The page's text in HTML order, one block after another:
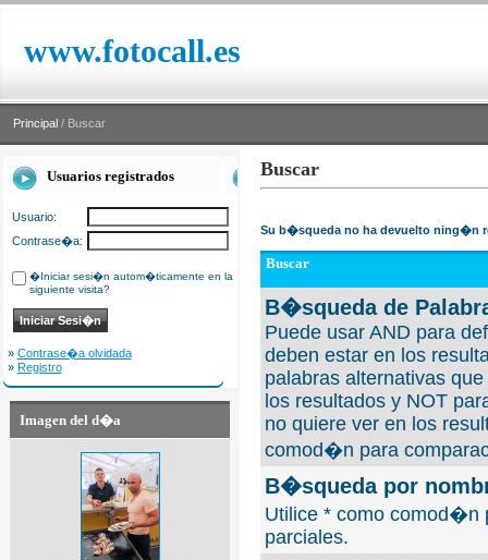
www.fotocall.es
Principal / Buscar
Usuarios registrados
Usuario:
Contrase�a:
�Iniciar sesi�n autom�ticamente en la
siguiente visita?
» Contrase�a olvidada
» Registro
Imagen del d�a
Buscar
Su b�squeda no ha devuelto ning�n
Buscar
B�squeda de
Puede usar AND para
deben estar en los
palabras alternativas
los resultados y NOT
no quiere ver en los
comod�n para
B�squeda por
Utilice * como comod�n
parciales.